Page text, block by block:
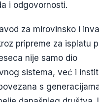
i odgovornosti.
za mirovinsko i
pripreme za isplatu
nije samo dio
sistema, već i
s